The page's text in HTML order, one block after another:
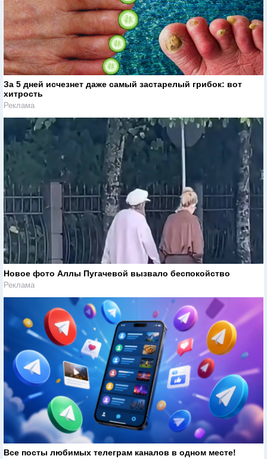
За 5 дней исчезнет даже самый застарелый грибок: вот
хитрость
Реклама
Новое фото Аллы Пугачевой вызвало беспокойство
Реклама
Все посты любимых телеграм каналов в одном месте!